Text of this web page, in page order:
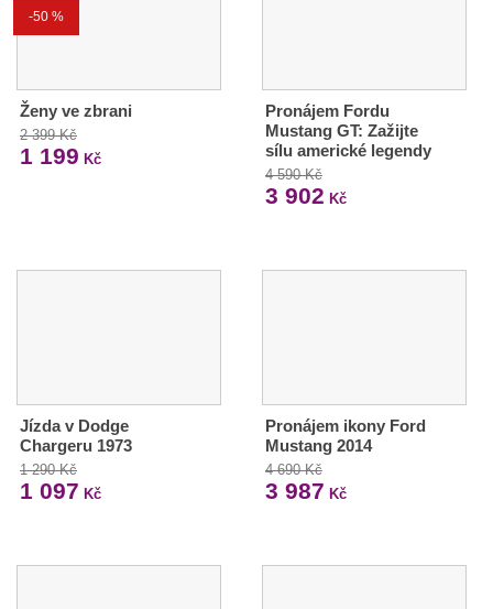
-50 %
Ženy ve zbrani
2 399 Kč
1 199 Kč
Pronájem Fordu
Mustang GT: Zažijte
sílu americké legendy
4 590 Kč
3 902 Kč
Jízda v Dodge
Chargeru 1973
1 290 Kč
1 097 Kč
Pronájem ikony Ford
Mustang 2014
4 690 Kč
3 987 Kč